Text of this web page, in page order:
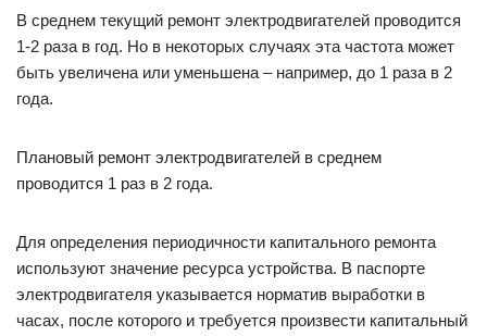
В среднем текущий ремонт электродвигателей проводится
1-2 раза в год. Но в некоторых случаях эта частота может
быть увеличена или уменьшена – например, до 1 раза в 2
года.
Плановый ремонт электродвигателей в среднем
проводится 1 раз в 2 года.
Для определения периодичности капитального ремонта
используют значение ресурса устройства. В паспорте
электродвигателя указывается норматив выработки в
часах, после которого и требуется произвести капитальный